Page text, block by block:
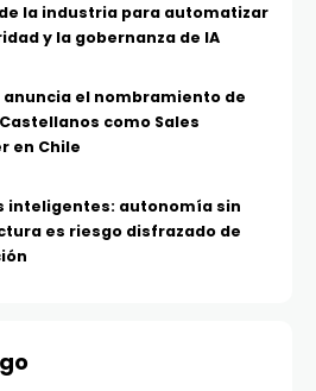
la industria para automatizar
y la gobernanza de IA
anuncia el nombramiento de
como Sales
en Chile
inteligentes: autonomía sin
es riesgo disfrazado de